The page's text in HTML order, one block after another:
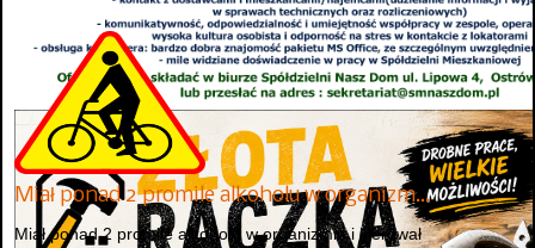
Miał ponad 2 promile alkoholu w organizm…
Miał ponad 2 promile alkoholu w organizmie i kierował